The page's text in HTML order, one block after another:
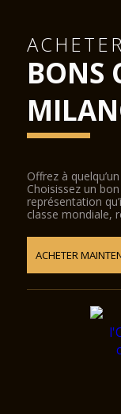
BONS
Offrez à
Choisissez un
représentation
classe mondiale,
ACHETER